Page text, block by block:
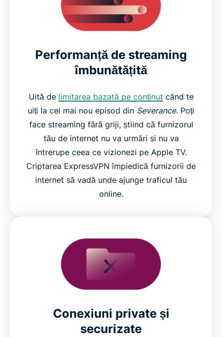
Performanță de streaming
îmbunătățită
Uită de limitarea bazată pe conținut când te
uiți la cel mai nou episod din Severance. Poți
face streaming fără griji, știind că furnizorul
tău de internet nu va urmări și nu va
întrerupe ceea ce vizionezi pe Apple TV.
Criptarea ExpressVPN împiedică furnizorii de
internet să vadă unde ajunge traficul tău
online.
Conexiuni private și
securizate